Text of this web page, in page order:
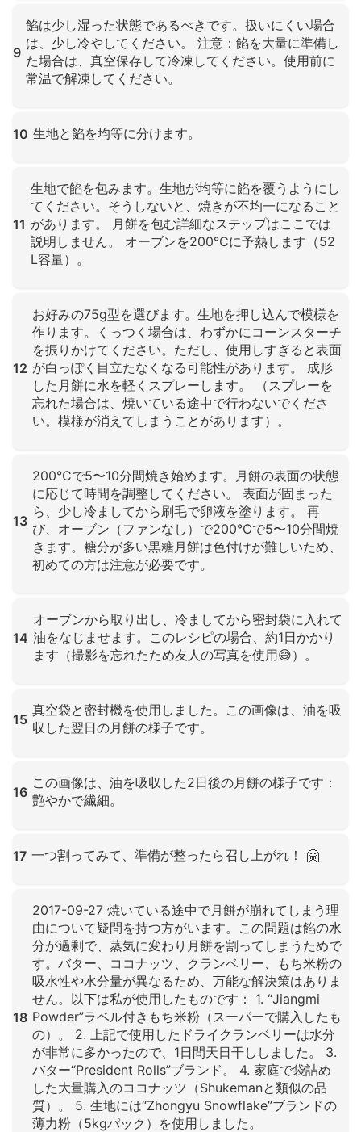
9
餡は少し湿った状態であるべきです。扱いにくい場合
は、少し冷やしてください。 注意：餡を大量に準備し
た場合は、真空保存して冷凍してください。使用前に
常温で解凍してください。
10 生地と餡を均等に分けます。
11
生地で餡を包みます。生地が均等に餡を覆うようにし
てください。そうしないと、焼きが不均一になること
があります。 月餅を包む詳細なステップはここでは
説明しません。 オーブンを200°Cに予熱します（52
L容量）。
12
お好みの75g型を選びます。生地を押し込んで模様を
作ります。くっつく場合は、わずかにコーンスターチ
を振りかけてください。ただし、使用しすぎると表面
が白っぽく目立たなくなる可能性があります。 成形
した月餅に水を軽くスプレーします。 （スプレーを
忘れた場合は、焼いている途中で行わないでくださ
い。模様が消えてしまうことがあります）。
13
200°Cで5〜10分間焼き始めます。月餅の表面の状態
に応じて時間を調整してください。 表面が固まった
ら、少し冷ましてから刷毛で卵液を塗ります。 再
び、オーブン（ファンなし）で200°Cで5〜10分間焼
きます。糖分が多い黒糖月餅は色付けが難しいため、
初めての方は注意が必要です。
14
オーブンから取り出し、冷ましてから密封袋に入れて
油をなじませます。このレシピの場合、約1日かかり
ます（撮影を忘れたため友人の写真を使用😅）。
15
真空袋と密封機を使用しました。この画像は、油を吸
収した翌日の月餅の様子です。
16
この画像は、油を吸収した2日後の月餅の様子です：
艶やかで繊細。
17 一つ割ってみて、準備が整ったら召し上がれ！ 🤗
18
2017-09-27 焼いている途中で月餅が崩れてしまう理
由について疑問を持つ方がいます。この問題は餡の水
分が過剰で、蒸気に変わり月餅を割ってしまうためで
す。バター、ココナッツ、クランベリー、もち米粉の
吸水性や水分量が異なるため、万能な解決策はありま
せん。以下は私が使用したものです： 1. “Jiangmi
Powder”ラベル付きもち米粉（スーパーで購入したも
の）。 2. 上記で使用したドライクランベリーは水分
が非常に多かったので、1日間天日干ししました。 3.
バター“President Rolls”ブランド。 4. 家庭で袋詰め
した大量購入のココナッツ（Shukemanと類似の品
質）。 5. 生地には“Zhongyu Snowflake”ブランドの
薄力粉（5kgパック）を使用しました。